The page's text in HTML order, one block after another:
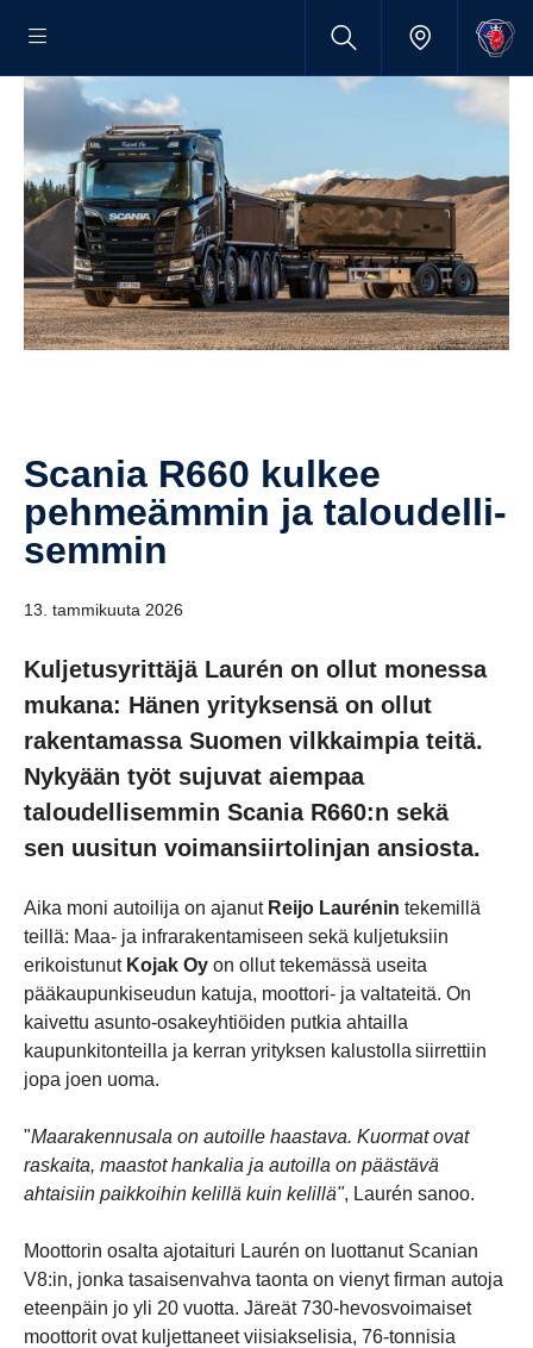
Scania R660 kulkee
pehmeämmin ja talou­del­li­
semmin
13. tammikuuta 2026
Kuljetusyrittäjä Laurén on ollut monessa
mukana: Hänen yrityksensä on ollut
rakentamassa Suomen vilkkaimpia teitä.
Nykyään työt sujuvat aiempaa
taloudellisemmin Scania R660:n sekä
sen uusitun voimansiirtolinjan ansiosta.
Aika moni autoilija on ajanut Reijo Laurénin tekemillä
teillä: Maa- ja infrarakentamiseen sekä kuljetuksiin
erikoistunut Kojak Oy on ollut tekemässä useita
pääkaupunkiseudun katuja, moottori- ja valtateitä. On
kaivettu asunto-osakeyhtiöiden putkia ahtailla
kaupunkitonteilla ja kerran yrityksen kalustolla siirrettiin
jopa joen uoma.
"Maarakennusala on autoille haastava. Kuormat ovat
raskaita, maastot hankalia ja autoilla on päästävä
ahtaisiin paikkoihin kelillä kuin kelillä", Laurén sanoo.
Moottorin osalta ajotaituri Laurén on luottanut Scanian
V8:in, jonka tasaisenvahva taonta on vienyt firman autoja
eteenpäin jo yli 20 vuotta. Järeät 730-hevosvoimaiset
moottorit ovat kuljettaneet viisiakselisia, 76-tonnisia